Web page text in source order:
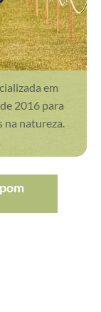
em
2016 para
natureza.